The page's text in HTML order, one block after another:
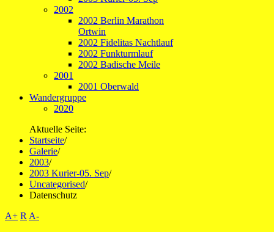
2002
2002 Berlin Marathon
Ortwin
2002 Fidelitas Nachtlauf
2002 Funkturmlauf
2002 Badische Meile
2001
2001 Oberwald
Wandergruppe
2020
Aktuelle Seite:
Startseite/
Galerie/
2003/
2003 Kurier-05. Sep/
Uncategorised/
Datenschutz
A+ R A-